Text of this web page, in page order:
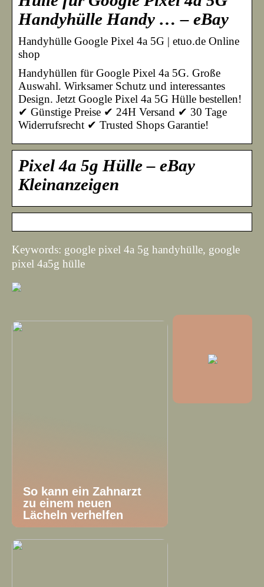
Handyhülle Handy … – eBay
Handyhülle Google Pixel 4a 5G | etuo.de Online
shop
Handyhüllen für Google Pixel 4a 5G. Große
Auswahl. Wirksamer Schutz und interessantes
Design. Jetzt Google Pixel 4a 5G Hülle bestellen!
✔ Günstige Preise ✔ 24H Versand ✔ 30 Tage
Widerrufsrecht ✔ Trusted Shops Garantie!
Pixel 4a 5g Hülle – eBay
Kleinanzeigen
Keywords: google pixel 4a 5g handyhülle, google
pixel 4a5g hülle
So kann ein Zahnarzt
zu einem neuen
Lächeln verhelfen